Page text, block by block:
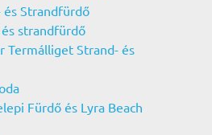
Strandfürdő
strandfürdő
Termálliget Strand- és
Fürdő és Lyra Beach